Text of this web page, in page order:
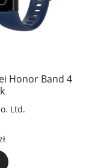
Honor Band 4
Ltd.